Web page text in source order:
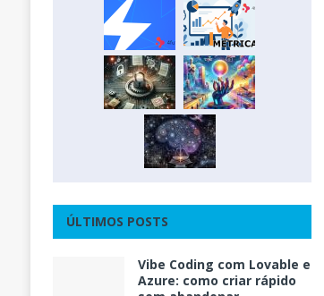
ÚLTIMOS POSTS
Vibe Coding com Lovable e
Azure: como criar rápido